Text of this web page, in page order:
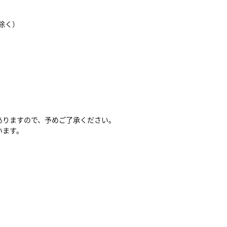
）
ますので、予めご了承ください。
す。